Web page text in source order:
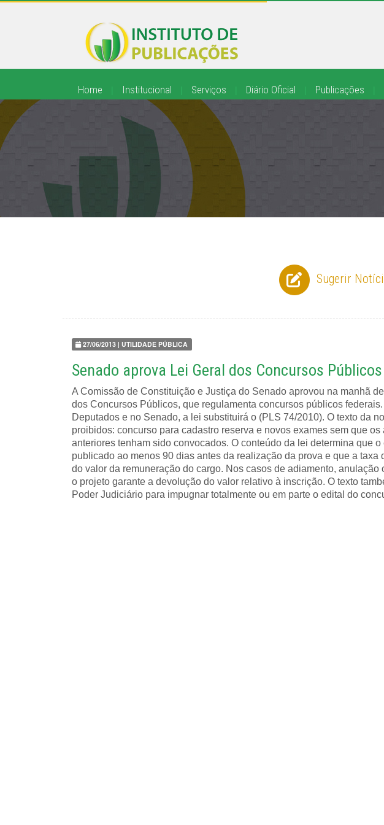
Home Institucional Serviços Diário Oficial Publicações
Sugerir
27/06/2013 | UTILIDADE PÚBLICA
Senado aprova Lei Geral dos Concursos Públicos
A Comissão de Constituição e Justiça do Senado aprovou na manhã
dos Concursos Públicos, que regulamenta concursos públicos
Deputados e no Senado, a lei substituirá o (PLS 74/2010). O texto da
proibidos: concurso para cadastro reserva e novos exames sem que
anteriores tenham sido convocados. O conteúdo da lei determina que
publicado ao menos 90 dias antes da realização da prova e que a taxa
do valor da remuneração do cargo. Nos casos de adiamento, anulação
o projeto garante a devolução do valor relativo à inscrição. O texto
Poder Judiciário para impugnar totalmente ou em parte o edital do